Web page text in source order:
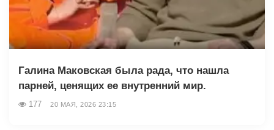
Галина Маковская была рада, что нашла
парней, ценящих ее внутренний мир.
177 20 МАЯ, 2026 23:15